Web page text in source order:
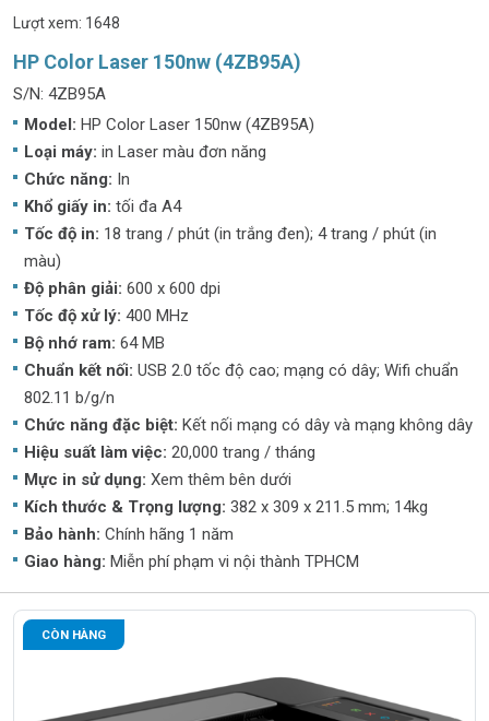
HP Color Laser 150nw (4ZB95A)
S/N: 4ZB95A
Model: HP Color Laser 150nw (4ZB95A)
Loại máy: in Laser màu đơn năng
Chức năng: In
Khổ giấy in: tối đa A4
Tốc độ in: 18 trang / phút (in trắng đen); 4 trang / phút (in
màu)
Độ phân giải: 600 x 600 dpi
Tốc độ xử lý: 400 MHz
Bộ nhớ ram: 64 MB
Chuẩn kết nối: USB 2.0 tốc độ cao; mạng có dây; Wifi chuẩn
802.11 b/g/n
Chức năng đặc biệt: Kết nối mạng có dây và mạng không dây
Hiệu suất làm việc: 20,000 trang / tháng
Mực in sử dụng: Xem thêm bên dưới
Kích thước & Trọng lượng: 382 x 309 x 211.5 mm; 14kg
Bảo hành: Chính hãng 1 năm
Giao hàng: Miễn phí phạm vi nội thành TPHCM
Lượt xem: 1648
CÒN HÀNG